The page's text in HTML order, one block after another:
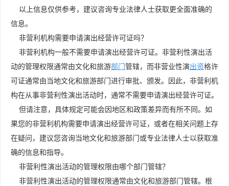
以上信息仅供参考，建议咨询专业法律人士获取更全面准确的
信息。
非营利机构需要申请演出经营许可证吗？
非营利机构一般不需要申请演出经营许可证。非营利性演出活
动的管理权限通常由文化和旅游部门管辖，而非营业性演出资格许
可证通常由当地文化和旅游部门进行审批、颁发。因此，非营利机
构在从事非营利性演出活动时，通常不需要申请演出经营许可证。
但请注意，具体规定可能会因地区和政策差异而有所不同。如
果您的非营利机构需要申请演出经营许可证，或者在相关问题上存
在疑问，建议您咨询当地文化和旅游部门或专业法律人士以获取准
确的信息和指导。
非营利性演出活动的管理权限由哪个部门管辖？
非营利性演出活动的管理权限通常由文化和旅游部门管辖。根